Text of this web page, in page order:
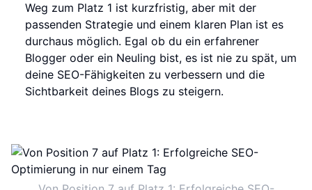
Weg zum Platz 1 ist kurzfristig, aber mit der
passenden Strategie und einem klaren Plan ist es
durchaus möglich. Egal ob du ein erfahrener
Blogger oder ein Neuling bist, es ist nie zu spät, um
deine SEO-Fähigkeiten zu verbessern und die
Sichtbarkeit deines Blogs zu steigern.